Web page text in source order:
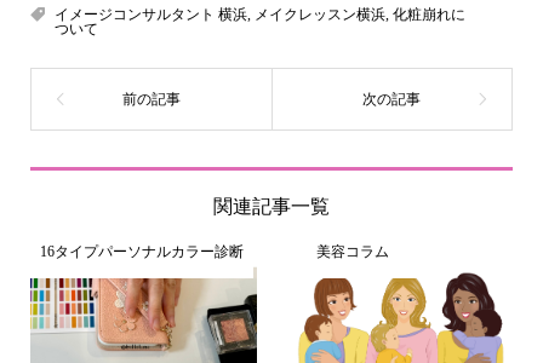
イメージコンサルタント 横浜, メイクレッスン横浜, 化粧崩れに
ついて
関連記事一覧
16タイプパーソナルカラー診断 美容コラム